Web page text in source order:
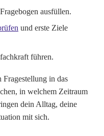
ausfüllen.
und erste Ziele
führen.
in das
in welchem Zeitraum
dein Alltag, deine
mit sich.